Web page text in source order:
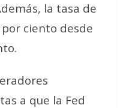
la tasa de
ciento desde
a que la Fed